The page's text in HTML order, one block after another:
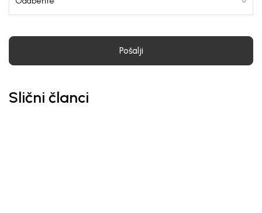
Pošalji
Slični članci